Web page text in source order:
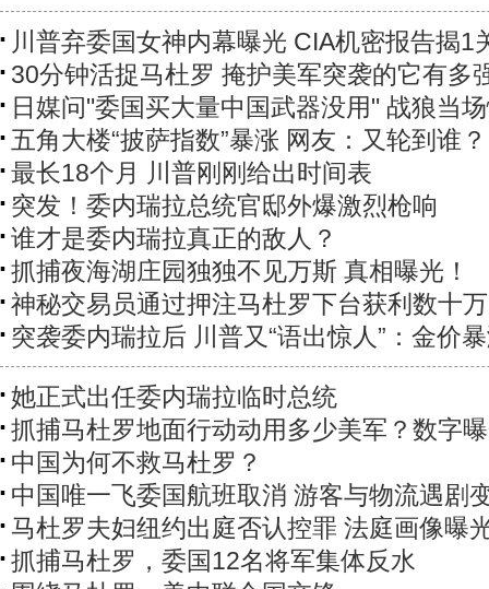
川普弃委国女神内幕曝光 CIA机密报告揭1
30分钟活捉马杜罗 掩护美军突袭的它有多
日媒问"委国买大量中国武器没用" 战狼当
五角大楼“披萨指数”暴涨 网友：又轮到谁？
最长18个月 川普刚刚给出时间表
突发！委内瑞拉总统官邸外爆激烈枪响
谁才是委内瑞拉真正的敌人？
抓捕夜海湖庄园独独不见万斯 真相曝光！
神秘交易员通过押注马杜罗下台获利数十万
突袭委内瑞拉后 川普又“语出惊人”：金价
她正式出任委内瑞拉临时总统
抓捕马杜罗地面行动动用多少美军？数字
中国为何不救马杜罗？
中国唯一飞委国航班取消 游客与物流遇剧
马杜罗夫妇纽约出庭否认控罪 法庭画像曝
抓捕马杜罗，委国12名将军集体反水